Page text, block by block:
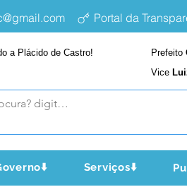
Portal da
a Plácido de Castro! Prefeito
Vice
Serviços⬇️